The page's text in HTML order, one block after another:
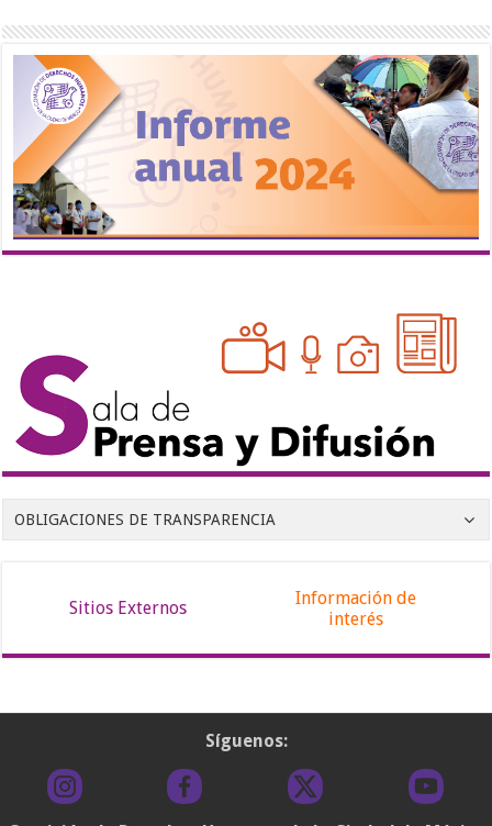
OBLIGACIONES DE TRANSPARENCIA
Sitios Externos
Información de
interés
Síguenos: